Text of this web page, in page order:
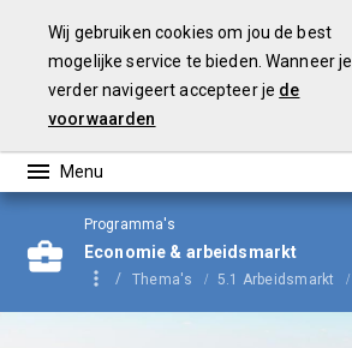
Wij gebruiken cookies om jou de best
mogelijke service te bieden. Wanneer je
verder navigeert accepteer je de
voorwaarden
Programma's
Economie & arbeidsmarkt
Thema's
5.1 Arbeidsmarkt
Doelen en prestaties